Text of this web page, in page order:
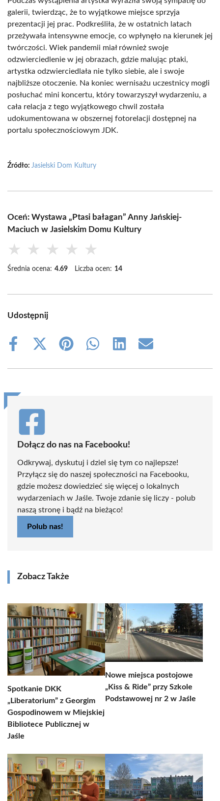
galerii, twierdząc, że to wyjątkowe miejsce sprzyja
prezentacji jej prac. Podkreśliła, że w ostatnich latach
przeżywała intensywne emocje, co wpłynęło na kierunek jej
twórczości. Wiek pandemii miał również swoje
odzwierciedlenie w jej obrazach, gdzie malując ptaki,
artystka odzwierciedlała nie tylko siebie, ale i swoje
najbliższe otoczenie. Na koniec wernisażu uczestnicy mogli
posłuchać mini koncertu, który towarzyszył wydarzeniu, a
cała relacja z tego wyjątkowego chwil została
udokumentowana w obszernej fotorelacji dostępnej na
portalu społecznościowym JDK.
Źródło: Jasielski Dom Kultury
Oceń: Wystawa „Ptasi bałagan” Anny Jańskiej-
Maciuch w Jasielskim Domu Kultury
★ ★ ★ ★ ★
Średnia ocena: 4.69 Liczba ocen: 14
Udostępnij
Share
Share
(Twitter)
Share
Share
Share
Share
Dołącz do nas na Facebooku!
Odkrywaj, dyskutuj i dziel się tym co najlepsze!
Przyłącz się do naszej społeczności na Facebooku,
gdzie możesz dowiedzieć się więcej o lokalnych
wydarzeniach w Jaśle. Twoje zdanie się liczy - polub
naszą stronę i bądź na bieżąco!
Polub nas!
Zobacz Także
Spotkanie DKK
„Liberatorium” z Georgim
Gospodinowem w Miejskiej
Bibliotece Publicznej w
Jaśle
Nowe miejsca postojowe
„Kiss & Ride” przy Szkole
Podstawowej nr 2 w Jaśle